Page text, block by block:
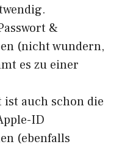
&
(nicht wundern,
es zu einer
auch schon die
ID
(ebenfalls